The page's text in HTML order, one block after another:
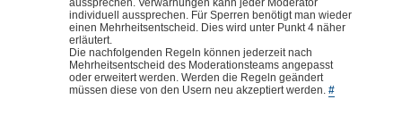
aussprechen. Verwarnungen kann jeder Moderator
individuell aussprechen. Für Sperren benötigt man wieder
einen Mehrheitsentscheid. Dies wird unter Punkt 4 näher
erläutert.
Die nachfolgenden Regeln können jederzeit nach
Mehrheitsentscheid des Moderationsteams angepasst
oder erweitert werden. Werden die Regeln geändert
müssen diese von den Usern neu akzeptiert werden. #